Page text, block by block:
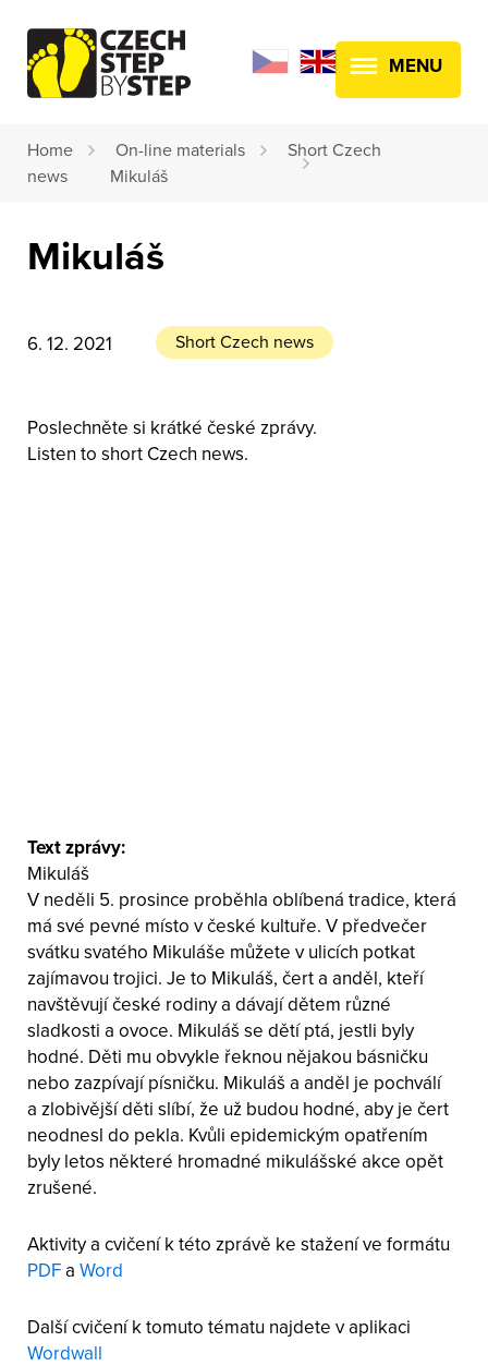
MENU
Home On-line materials
Short Czech
news
Mikuláš
Mikuláš
6. 12. 2021 Short Czech news
Poslechněte si krátké české zprávy.
Listen to short Czech news.
Text zprávy:
Mikuláš
V neděli 5. prosince proběhla oblíbená tradice, která
má své pevné místo v české kultuře. V předvečer
svátku svatého Mikuláše můžete v ulicích potkat
zajímavou trojici. Je to Mikuláš, čert a anděl, kteří
navštěvují české rodiny a dávají dětem různé
sladkosti a ovoce. Mikuláš se dětí ptá, jestli byly
hodné. Děti mu obvykle řeknou nějakou básničku
nebo zazpívají písničku. Mikuláš a anděl je pochválí
a zlobivější děti slíbí, že už budou hodné, aby je čert
neodnesl do pekla. Kvůli epidemickým opatřením
byly letos některé hromadné mikulášské akce opět
zrušené.
Aktivity a cvičení k této zprávě ke stažení ve formátu
PDFa Word
Další cvičení k tomuto tématu najdete v aplikaci
Wordwall